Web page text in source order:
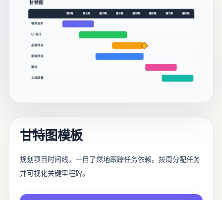
甘特图模板
规划项目时间线，一目了然地跟踪任务依赖。按周分配任务
并可视化关键里程碑。